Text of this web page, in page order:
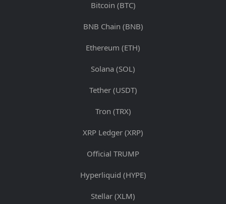
Bitcoin (BTC)
BNB Chain (BNB)
Ethereum (ETH)
Solana (SOL)
Tether (USDT)
Tron (TRX)
XRP Ledger (XRP)
Official TRUMP
Hyperliquid (HYPE)
Stellar (XLM)